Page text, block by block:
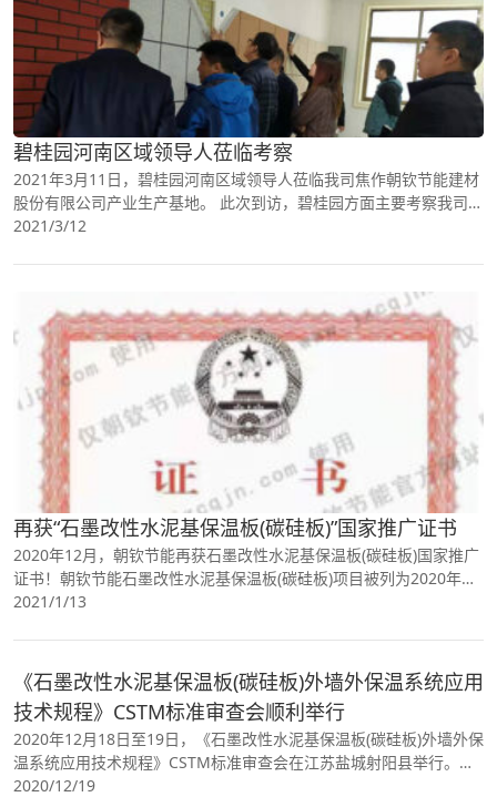
碧桂园河南区域领导人莅临考察
2021年3月11日，碧桂园河南区域领导人莅临我司焦作朝钦节能建材
股份有限公司产业生产基地。 此次到访，碧桂园方面主要考察我司先
进产品石墨改性水泥基保温板与免拆复合保温模板
2021/3/12
再获“石墨改性水泥基保温板(碳硅板)”国家推广证书
2020年12月，朝钦节能再获石墨改性水泥基保温板(碳硅板)国家推广
证书！朝钦节能石墨改性水泥基保温板(碳硅板)项目被列为2020年全
国建设行业科技成果推广项目。证书有限期3年。
2021/1/13
《石墨改性水泥基保温板(碳硅板)外墙外保温系统应用
技术规程》CSTM标准审查会顺利举行
2020年12月18日至19日，《石墨改性水泥基保温板(碳硅板)外墙外保
温系统应用技术规程》CSTM标准审查会在江苏盐城射阳县举行。中
国建科院王武祥教授，河南省建设科技协会免拆专委会总
2020/12/19